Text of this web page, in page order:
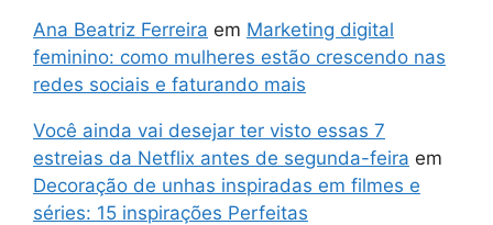
Ana Beatriz Ferreira em Marketing digital
feminino: como mulheres estão crescendo nas
redes sociais e faturando mais
Você ainda vai desejar ter visto essas 7
estreias da Netflix antes de segunda-feira em
Decoração de unhas inspiradas em filmes e
séries: 15 inspirações Perfeitas